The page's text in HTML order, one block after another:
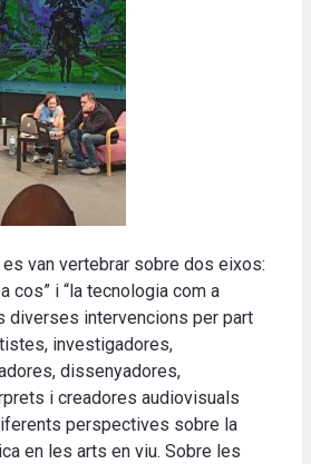
van vertebrar sobre dos eixos:
cos” i “la tecnologia com a
diverses intervencions per part
investigadores,
dissenyadores,
i creadores audiovisuals
perspectives sobre la
en les arts en viu. Sobre les